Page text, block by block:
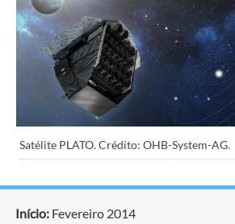
Satélite PLATO. Crédito: OHB-System-AG.
Início: Fevereiro 2014